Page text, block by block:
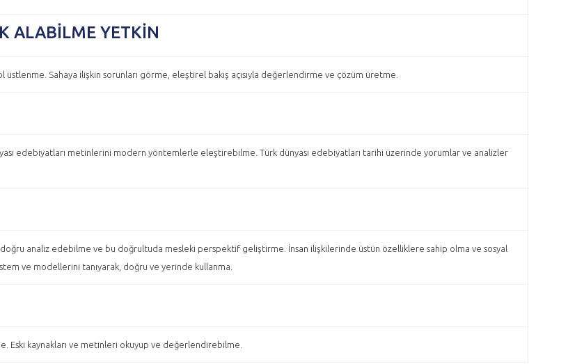
ALABILME YETKIN
Sahaya ilişkin sorunları görme, eleştirel bakış açısıyla değerlendirme ve çözüm üretme.
edebiyatları metinlerini modern yöntemlerle eleştirebilme. Türk dünyası edebiyatları tarihi üzerinde yorumlar ve analizler
analiz edebilme ve bu doğrultuda mesleki perspektif geliştirme. İnsan ilişkilerinde üstün özelliklere sahip olma ve sosyal
ve modellerini tanıyarak, doğru ve yerinde kullanma.
Eski kaynakları ve metinleri okuyup ve değerlendirebilme.